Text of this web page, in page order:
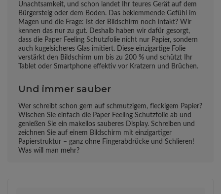
Unachtsamkeit, und schon landet Ihr teures Gerät auf dem
Bürgersteig oder dem Boden. Das beklemmende Gefühl im
Magen und die Frage: Ist der Bildschirm noch intakt? Wir
kennen das nur zu gut. Deshalb haben wir dafür gesorgt,
dass die Paper Feeling Schutzfolie nicht nur Papier, sondern
auch kugelsicheres Glas imitiert. Diese einzigartige Folie
verstärkt den Bildschirm um bis zu 200 % und schützt Ihr
Tablet oder Smartphone effektiv vor Kratzern und Brüchen.
Und immer sauber
Wer schreibt schon gern auf schmutzigem, fleckigem Papier?
Wischen Sie einfach die Paper Feeling Schutzfolie ab und
genießen Sie ein makellos sauberes Display. Schreiben und
zeichnen Sie auf einem Bildschirm mit einzigartiger
Papierstruktur – ganz ohne Fingerabdrücke und Schlieren!
Was will man mehr?